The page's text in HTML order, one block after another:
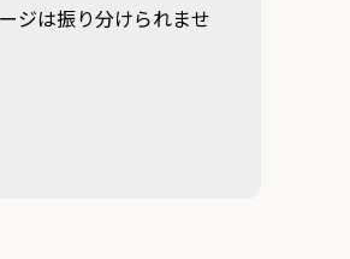
ジは振り分けられませ